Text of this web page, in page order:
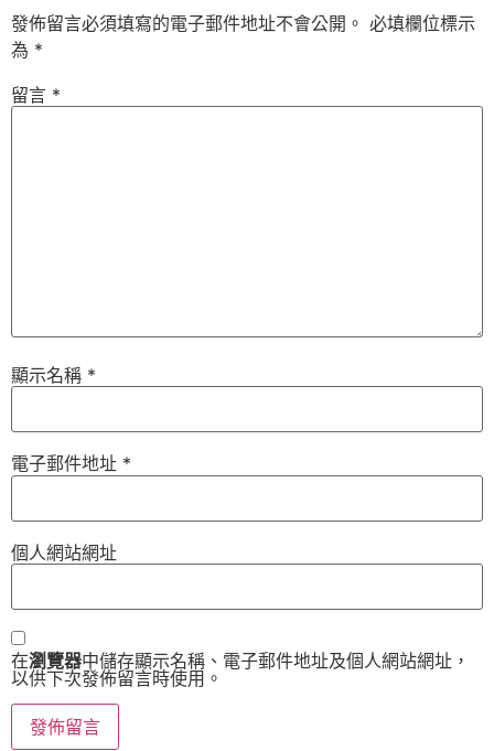
發佈留言必須填寫的電子郵件地址不會公開。 必填欄位標示
為 *
留言 *
顯示名稱 *
電子郵件地址 *
個人網站網址
在瀏覽器中儲存顯示名稱、電子郵件地址及個人網站網址，
以供下次發佈留言時使用。